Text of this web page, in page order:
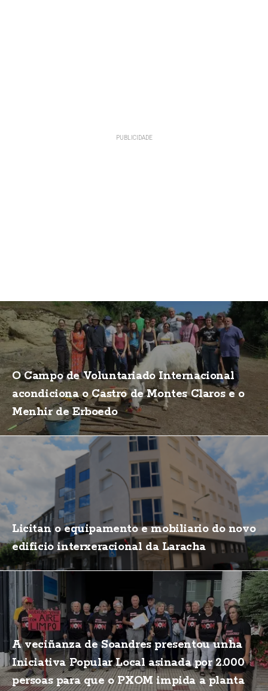
O Campo de Voluntariado Internacional
acondiciona o Castro de Montes Claros e o
Menhir de Erboedo
Licitan o equipamento e mobiliario do novo
edificio interxeracional da Laracha
A veciñanza de Soandres presentou unha
Iniciativa Popular Local asinada por 2.000
persoas para que o PXOM impida a planta